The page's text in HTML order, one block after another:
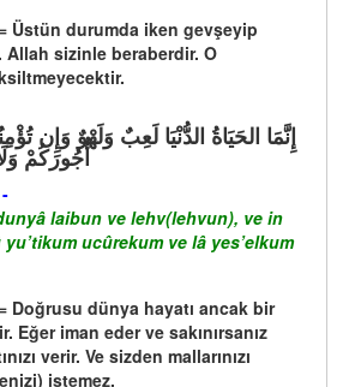
Üstün durumda iken gevşeyip
Allah sizinle beraberdir. O
أُجُورَكُمْ
laibun ve lehv(lehvun), ve in
ucûrekum ve lâ yes’elkum
Doğrusu dünya hayatı ancak bir
Eğer iman eder ve sakınırsanız
verir. Ve sizden mallarınızı
istemez.